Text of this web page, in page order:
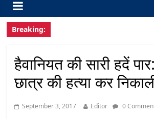
Breaking:
हैवानियत की सारी हदें
छात्र की हत्या कर
September 3, 2017 Editor 0